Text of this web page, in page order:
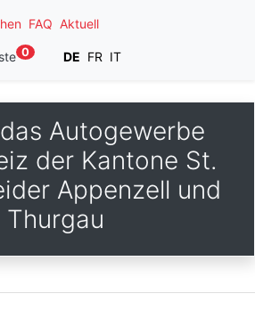
FAQ Aktuell
0 DE FR IT
Autogewerbe
der Kantone St.
Appenzell und
Thurgau